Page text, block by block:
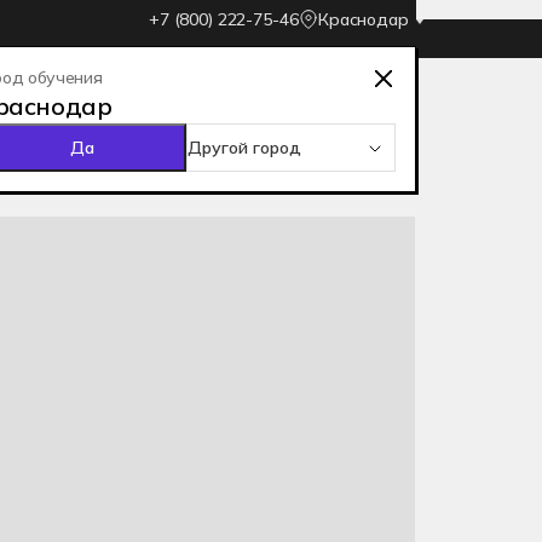
+7 (800) 222-75-46 Краснодар
Оставить заявку
обучения
Да
СТУДЕНТАМ